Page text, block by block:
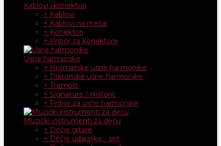
Kablovi i konektori
+ Kablovi
+ Kablovi na metar
+ Konektori
+ Pribor za konektore
Usne harmonike
+ Hromatske usne harmonike
+ Diatonske usne harmonike
+ Tremolo
+ Signature / Historic
+ Pribor za usne harmonike
Muzički instrumenti za decu
+ Dečje gitare
+ Dečje udaraljke - set